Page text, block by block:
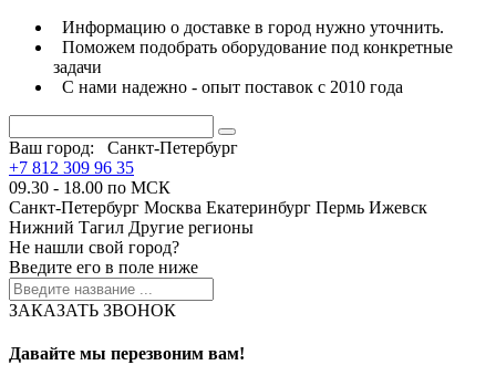
Информацию о доставке в город нужно уточнить.
Поможем подобрать оборудование под конкретные
задачи
С нами надежно - опыт поставок с 2010 года
Ваш город:
Санкт-Петербург
+7 812 309 96 35
09.30 - 18.00 по МСК
Санкт-Петербург Москва Екатеринбург Пермь Ижевск
Нижний Тагил Другие регионы
Не нашли свой город?
Введите его в поле ниже
ЗАКАЗАТЬ ЗВОНОК
Давайте мы перезвоним вам!